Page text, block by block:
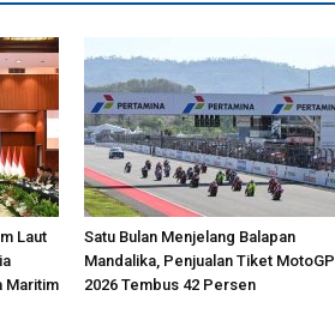
Laut
Maritim
Satu Bulan Menjelang Balapan
Mandalika, Penjualan Tiket MotoGP
2026 Tembus 42 Persen